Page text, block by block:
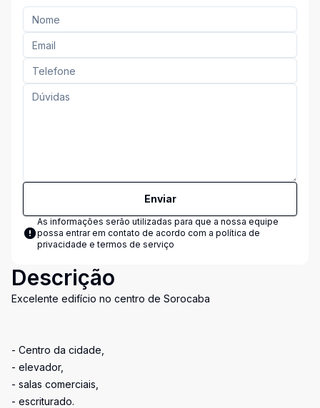
Enviar
As informações serão utilizadas para que a nossa equipe
possa entrar em contato de acordo com a política de
privacidade e termos de serviço
Descrição
Excelente edifício no centro de Sorocaba
- Centro da cidade,
- elevador,
- salas comerciais,
- escriturado.